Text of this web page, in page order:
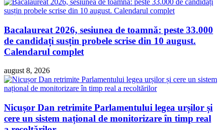
Bacalaureat 2026, sesiunea de toamnă: peste 33.000
de candidați susțin probele scrise din 10 august.
Calendarul complet
august 8, 2026
Nicușor Dan retrimite Parlamentului legea urșilor și
cere un sistem național de monitorizare în timp real